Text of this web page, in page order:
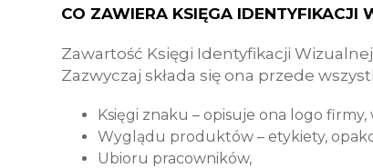
CO ZAWIERA KSIĘGA IDENTYFIKACJI
Zawartość Księgi Identyfikacji
Zazwyczaj składa się ona przede
Księgi znaku – opisuje ona logo
Wyglądu produktów – etykiety,
Ubioru pracowników,